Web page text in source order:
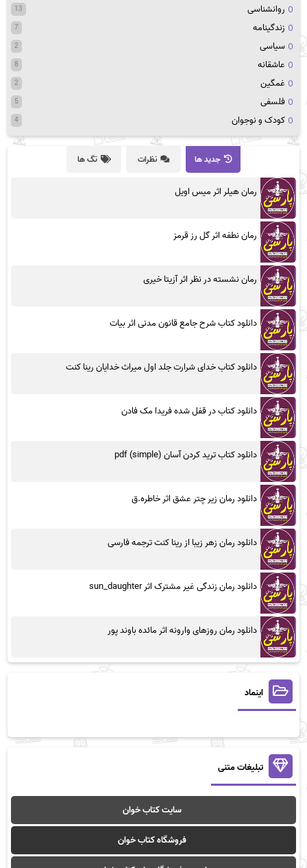
روانشناسی 13
زندگینامه 7
سیاسی 2
عاشقانه 8
غمگین 2
فلسفی 5
کودک و نوجوان 4
جدید ها نظرات تگ ها
رمان هیلر اثر میس اویل
رمان نطفه اثر گل رز قرمز
رمان نشسته در نظر اثر آزیتا خیری
دانلود کتاب شرح جامع قانون مدنی اثر بیات
دانلود کتاب خدای شرارت جلد اول میراث خدایان رینا کنت
دانلود کتاب در قفل شده فریدا مک فادن
دانلود کتاب ترید کردن آسان (simple) pdf
دانلود رمان زیر چتر عشق اثر خاطره.ق
دانلود رمان زهر زیبا از رینا کنت ترجمه فارسی
دانلود رمان زندگی غیر مشترک اثر sun_daughter
دانلود رمان روزهای وارونه اثر مائده باوند پور
اینماد
تبلیغات متنی
سایت کتاب خوان
فروشگاه کتاب خوان